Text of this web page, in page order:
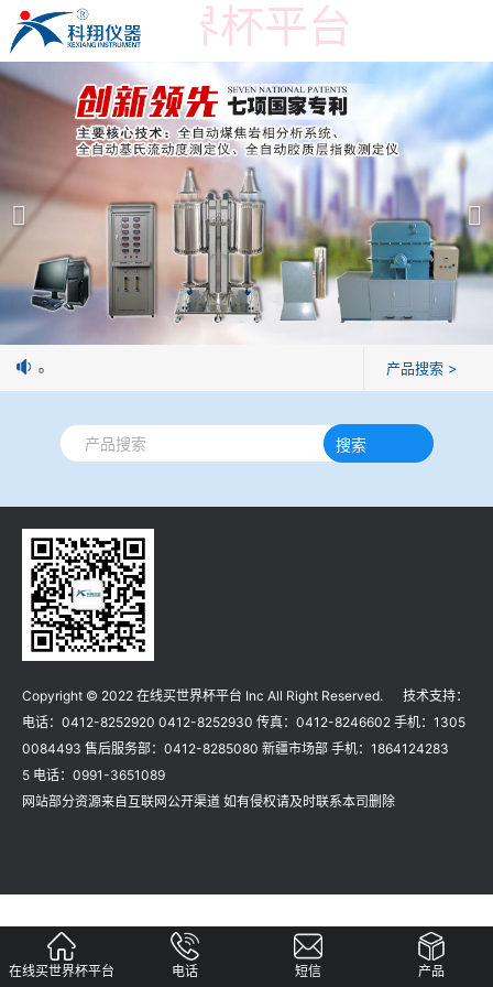
在线买世界杯平台
在线买世界杯平台
产品展示 ＞
焦炭高温性能检测系统
焦化行业检测及优化配煤设备
球团矿/烧结矿/块矿高温冶金性能检测系统
烧结/球团优化配矿研究设备
高炉配吹煤检测设备
冶金石灰活性度测定仪
矿石、焦炭物理检测及制样设备
工业分析、测硫仪等
公司简介
在线买世界杯平台
企业业绩
技术交流
视频观赏
企业荣誉
在线买世界杯平台
球。 产品搜索 >
搜索
Copyright © 2022 在线买世界杯平台 Inc All Right Reserved. 技术支持：
电话：0412-8252920 0412-8252930 传真：0412-8246602 手机：1305
0084493 售后服务部：0412-8285080 新疆市场部 手机：1864124283
5 电话：0991-3651089
网站部分资源来自互联网公开渠道 如有侵权请及时联系本司删除
在线买世界杯平台 电话 短信 产品